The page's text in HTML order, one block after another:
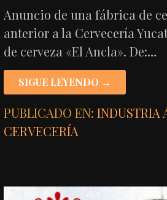
Anuncio de una fábrica de
anterior a la Cervecería
de cerveza «El Ancla». De:…
SIGUE LEYENDO →
PUBLICADO EN:INDUSTRIA
CERVECERÍA